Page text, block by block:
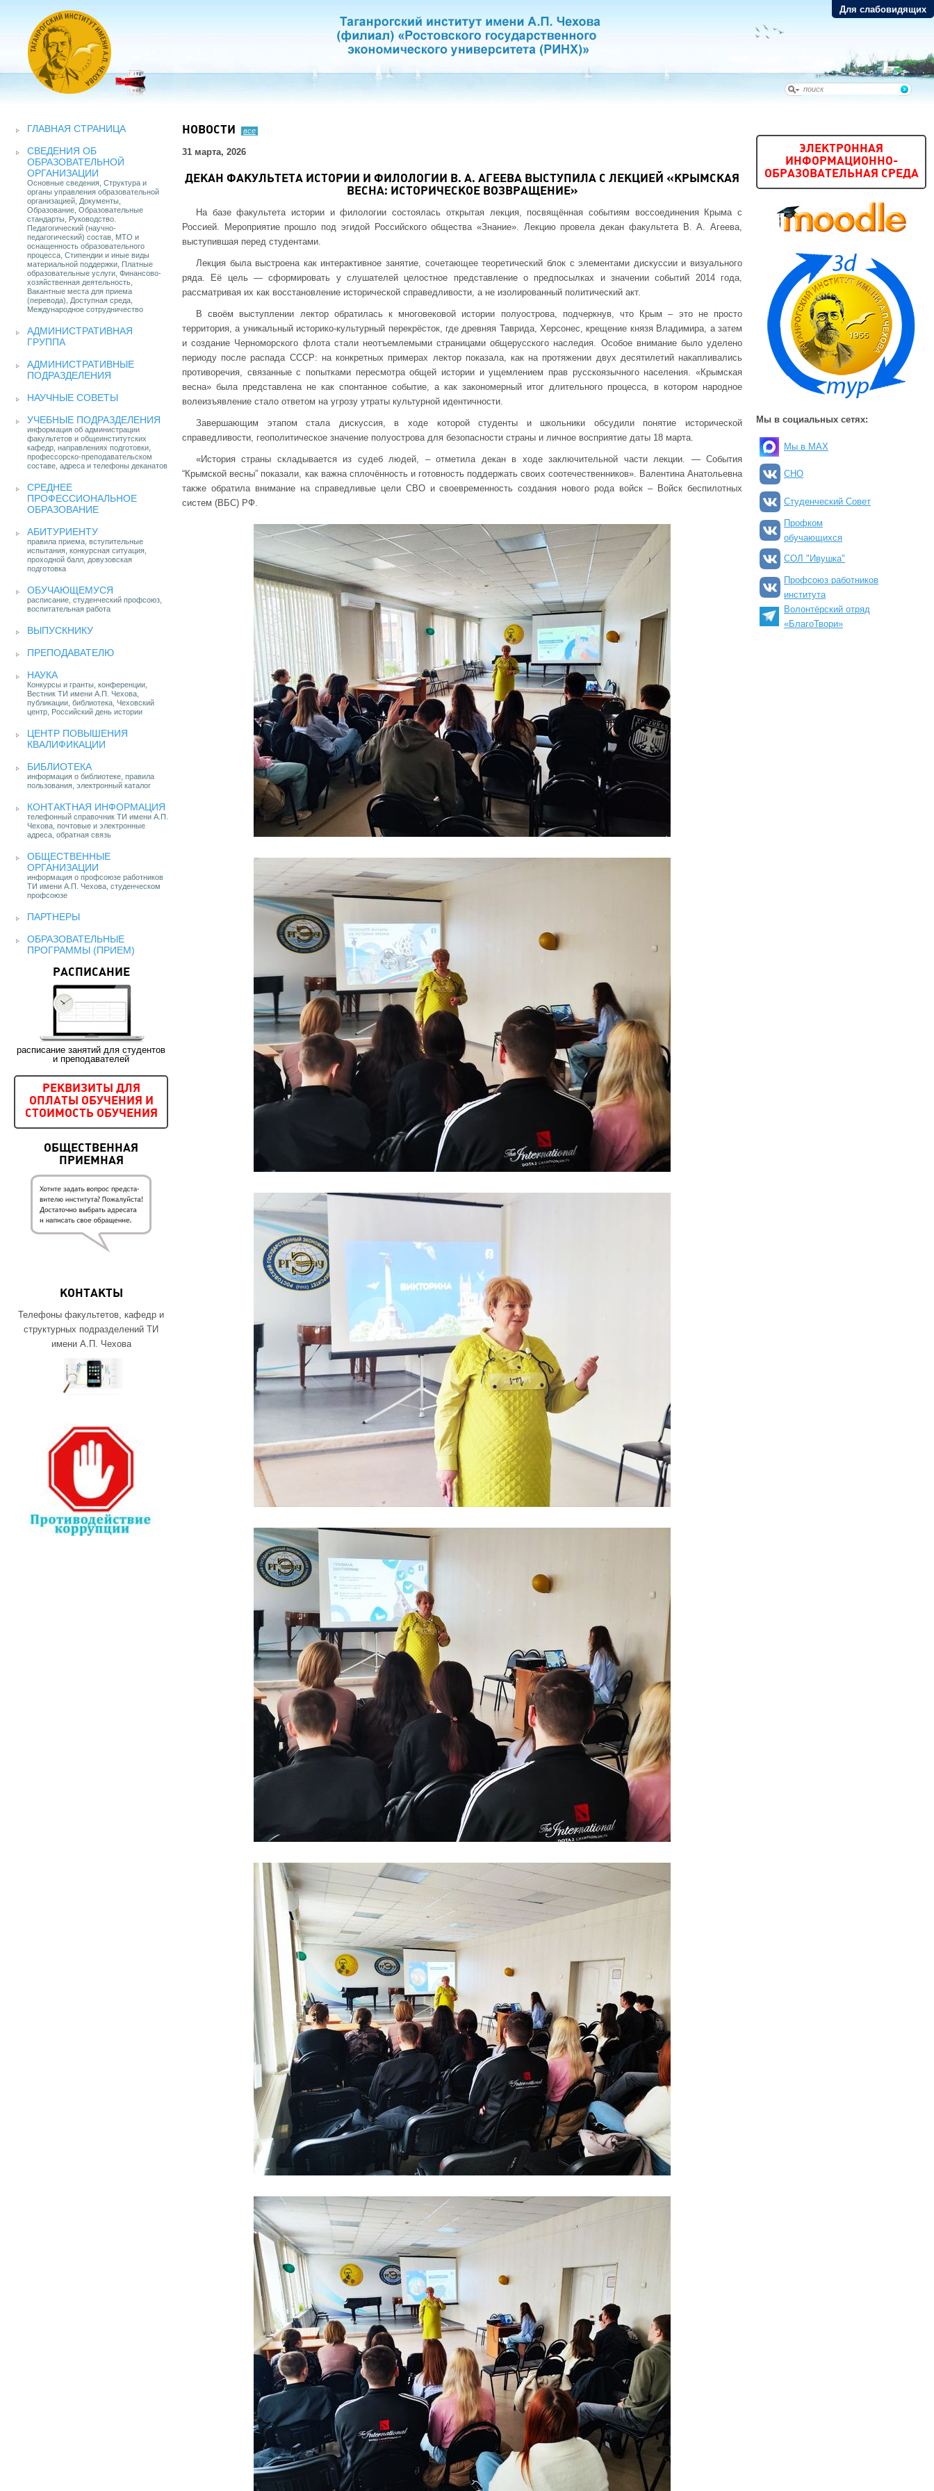
Для слабовидящих
ГЛАВНАЯ СТРАНИЦА
СВЕДЕНИЯ ОБ
ОБРАЗОВАТЕЛЬНОЙ
ОРГАНИЗАЦИИ
Основные сведения, Структура и
органы управления образовательной
организацией, Документы,
Образование, Образовательные
стандарты, Руководство.
Педагогический (научно-
педагогический) состав, МТО и
оснащенность образовательного
процесса, Стипендии и иные виды
материальной поддержки, Платные
образовательные услуги, Финансово-
хозяйственная деятельность,
Вакантные места для приема
(перевода), Доступная среда,
Международное сотрудничество
АДМИНИСТРАТИВНАЯ
ГРУППА
АДМИНИСТРАТИВНЫЕ
ПОДРАЗДЕЛЕНИЯ
НАУЧНЫЕ СОВЕТЫ
УЧЕБНЫЕ ПОДРАЗДЕЛЕНИЯ
информация об администрации
факультетов и общеинститутских
кафедр, направлениях подготовки,
профессорско-преподавательском
составе, адреса и телефоны деканатов
СРЕДНЕЕ
ПРОФЕССИОНАЛЬНОЕ
ОБРАЗОВАНИЕ
АБИТУРИЕНТУ
правила приема, вступительные
испытания, конкурсная ситуация,
проходной балл, довузовская
подготовка
ОБУЧАЮЩЕМУСЯ
расписание, студенческий профсоюз,
воспитательная работа
ВЫПУСКНИКУ
ПРЕПОДАВАТЕЛЮ
НАУКА
Конкурсы и гранты, конференции,
Вестник ТИ имени А.П. Чехова,
публикации, библиотека, Чеховский
центр, Российский день истории
ЦЕНТР ПОВЫШЕНИЯ
КВАЛИФИКАЦИИ
БИБЛИОТЕКА
информация о библиотеке, правила
пользования, электронный каталог
КОНТАКТНАЯ ИНФОРМАЦИЯ
телефонный справочник ТИ имени А.П.
Чехова, почтовые и электронные
адреса, обратная связь
ОБЩЕСТВЕННЫЕ
ОРГАНИЗАЦИИ
информация о профсоюзе работников
ТИ имени А.П. Чехова, студенческом
профсоюзе
ПАРТНЕРЫ
ОБРАЗОВАТЕЛЬНЫЕ
ПРОГРАММЫ (ПРИЕМ)
РАСПИСАНИЕ
расписание занятий для студентов
и преподавателей
РЕКВИЗИТЫ ДЛЯ
ОПЛАТЫ ОБУЧЕНИЯ И
СТОИМОСТЬ ОБУЧЕНИЯ
ОБЩЕСТВЕННАЯ
ПРИЕМНАЯ
КОНТАКТЫ
Телефоны факультетов, кафедр и
структурных подразделений ТИ
имени А.П. Чехова
НОВОСТИ все
31 марта, 2026
ДЕКАН ФАКУЛЬТЕТА ИСТОРИИ И ФИЛОЛОГИИ В. А. АГЕЕВА ВЫСТУПИЛА С ЛЕКЦИЕЙ «КРЫМСКАЯ
ВЕСНА: ИСТОРИЧЕСКОЕ ВОЗВРАЩЕНИЕ»
На базе факультета истории и филологии состоялась открытая лекция, посвящённая событиям воссоединения Крыма с
Россией. Мероприятие прошло под эгидой Российского общества «Знание». Лекцию провела декан факультета В. А. Агеева,
выступившая перед студентами.
Лекция была выстроена как интерактивное занятие, сочетающее теоретический блок с элементами дискуссии и визуального
ряда. Её цель — сформировать у слушателей целостное представление о предпосылках и значении событий 2014 года,
рассматривая их как восстановление исторической справедливости, а не изолированный политический акт.
В своём выступлении лектор обратилась к многовековой истории полуострова, подчеркнув, что Крым – это не просто
территория, а уникальный историко-культурный перекрёсток, где древняя Таврида, Херсонес, крещение князя Владимира, а затем
и создание Черноморского флота стали неотъемлемыми страницами общерусского наследия. Особое внимание было уделено
периоду после распада СССР: на конкретных примерах лектор показала, как на протяжении двух десятилетий накапливались
противоречия, связанные с попытками пересмотра общей истории и ущемлением прав русскоязычного населения. «Крымская
весна» была представлена не как спонтанное событие, а как закономерный итог длительного процесса, в котором народное
волеизъявление стало ответом на угрозу утраты культурной идентичности.
Завершающим этапом стала дискуссия, в ходе которой студенты и школьники обсудили понятие исторической
справедливости, геополитическое значение полуострова для безопасности страны и личное восприятие даты 18 марта.
«История страны складывается из судеб людей, – отметила декан в ходе заключительной части лекции. — События
“Крымской весны” показали, как важна сплочённость и готовность поддержать своих соотечественников». Валентина Анатольевна
также обратила внимание на справедливые цели СВО и своевременность создания нового рода войск – Войск беспилотных
систем (ВБС) РФ.
ЭЛЕКТРОННАЯ
ИНФОРМАЦИОННО-
ОБРАЗОВАТЕЛЬНАЯ СРЕДА
Мы в социальных сетях:
Мы в MAX
СНО
Студенческий Совет
Профком
обучающихся
СОЛ "Ивушка"
Профсоюз работников
института
Волонтёрский отряд
«БлагоТвори»